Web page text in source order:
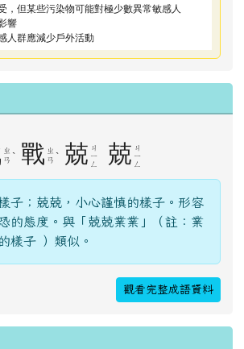
，但某些污染物可能對極少數異常敏感人
響
人群應減少戶外活動
ㄓ
ㄢ ˋ 戰 ㄓ
ㄢ ˋ 兢 ㄐ
ㄧ
ㄥ
兢 ㄐ
ㄧ
ㄥ
子；兢兢，小心謹慎的樣子。形容
的態度。與「兢兢業業」（註：業
樣子 ）類似。
觀看完整成語資料